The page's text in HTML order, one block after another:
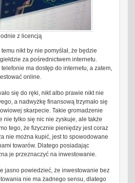
z licencją
nikt by nie pomyślał, że będzie
za pośrednictwem internetu.
ma dostęp do internetu, a zatem,
online.
się do ręki, nikt albo prawie nikt nie
a nadwyżkę finansową trzymało się
skarpecie. Takie gromadzenie
nie tylko się nic nie zyskuje, ale także
tego, że fizycznie pieniędzy jest coraz
nie można kupić, jest to spowodowane
towarów. Dlatego posiadając
je przeznaczyć na inwestowanie.
jasno powiedzieć, że inwestowanie bez
nie ma żadnego sensu, dlatego